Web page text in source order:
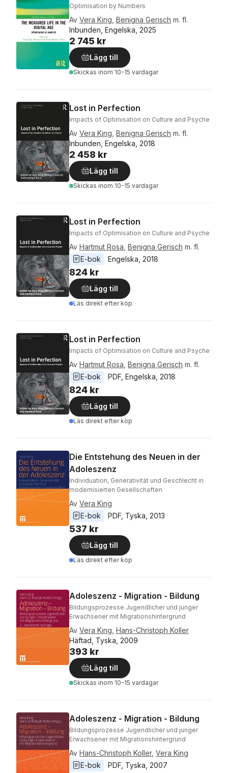
Optimisation by Numbers
Av Vera King Benigna Gerisch m. fl.
Inbunden, Engelska, 2025
2 745 kr
Lägg till
Skickas inom 10-15 vardagar
Lost in Perfection
Impacts of Optimisation on Culture and Psyche
Av Vera King Benigna Gerisch m. fl.
Inbunden, Engelska, 2018
2 458 kr
Lägg till
Skickas inom 10-15 vardagar
Lost in Perfection
Impacts of Optimisation on Culture and Psyche
Av Hartmut Rosa Benigna Gerisch m. fl.
E-bok
Engelska 2018
824 kr
Lägg till
Läs direkt efter köp
Lost in Perfection
Impacts of Optimisation on Culture and Psyche
Av Hartmut Rosa Benigna Gerisch m. fl.
E-bok
PDF Engelska 2018
824 kr
Lägg till
Läs direkt efter köp
Die Entstehung des Neuen in der
Adoleszenz
Individuation, Generativität und Geschlecht in
modernisierten Gesellschaften
Av Vera King
E-bok
PDF Tyska 2013
537 kr
Lägg till
Läs direkt efter köp
Adoleszenz - Migration - Bildung
Bildungsprozesse Jugendlicher und junger
Erwachsener mit Migrationshintergrund
Av Vera King Hans-Christoph Koller
Häftad, Tyska, 2009
393 kr
Lägg till
Skickas inom 10-15 vardagar
Adoleszenz - Migration - Bildung
Bildungsprozesse Jugendlicher und junger
Erwachsener mit Migrationshintergrund
Av Hans-Christoph Koller, Vera King
E-bok
PDF Tyska 2007